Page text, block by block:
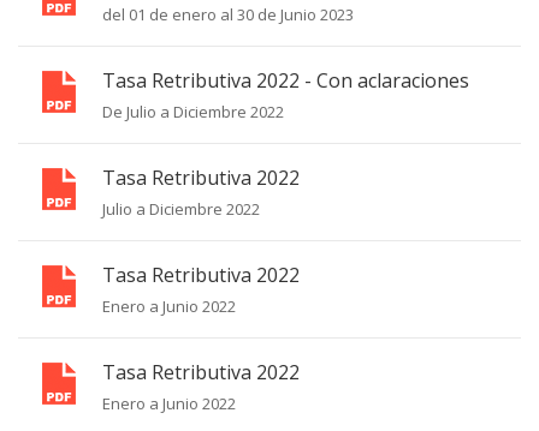
del 01 de enero al 30 de Junio 2023
Tasa Retributiva 2022 - Con aclaraciones
De Julio a Diciembre 2022
Tasa Retributiva 2022
Julio a Diciembre 2022
Tasa Retributiva 2022
Enero a Junio 2022
Tasa Retributiva 2022
Enero a Junio 2022